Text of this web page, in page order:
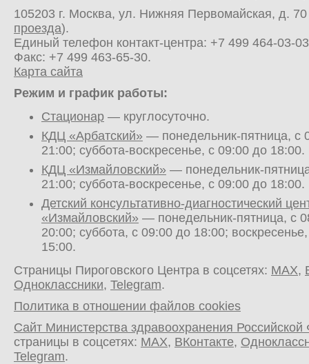
105203 г. Москва, ул. Нижняя Первомайская, д.
проезда).
Единый телефон контакт-центра: +7 499 464-03-03
Факс: +7 499 463-65-30.
Карта сайта
Режим и график работы:
Стационар — круглосуточно.
КДЦ «Арбатский» — понедельник-пятница, с
21:00; суббота-воскресенье, с 09:00 до 18:00.
КДЦ «Измайловский» — понедельник-
21:00; суббота-воскресенье, с 09:00 до 18:00.
Детский консультативно-диагностический
«Измайловский» — понедельник-пятница, с
20:00; суббота, с 09:00 до 18:00;
15:00.
Страницы Пироговского Центра в соцсетях: MAX,
Одноклассники, Telegram.
Политика в отношении файлов cookies
Сайт Министерства здравоохранения
страницы в соцсетях: MAX, ВКонтакте,
Telegram.